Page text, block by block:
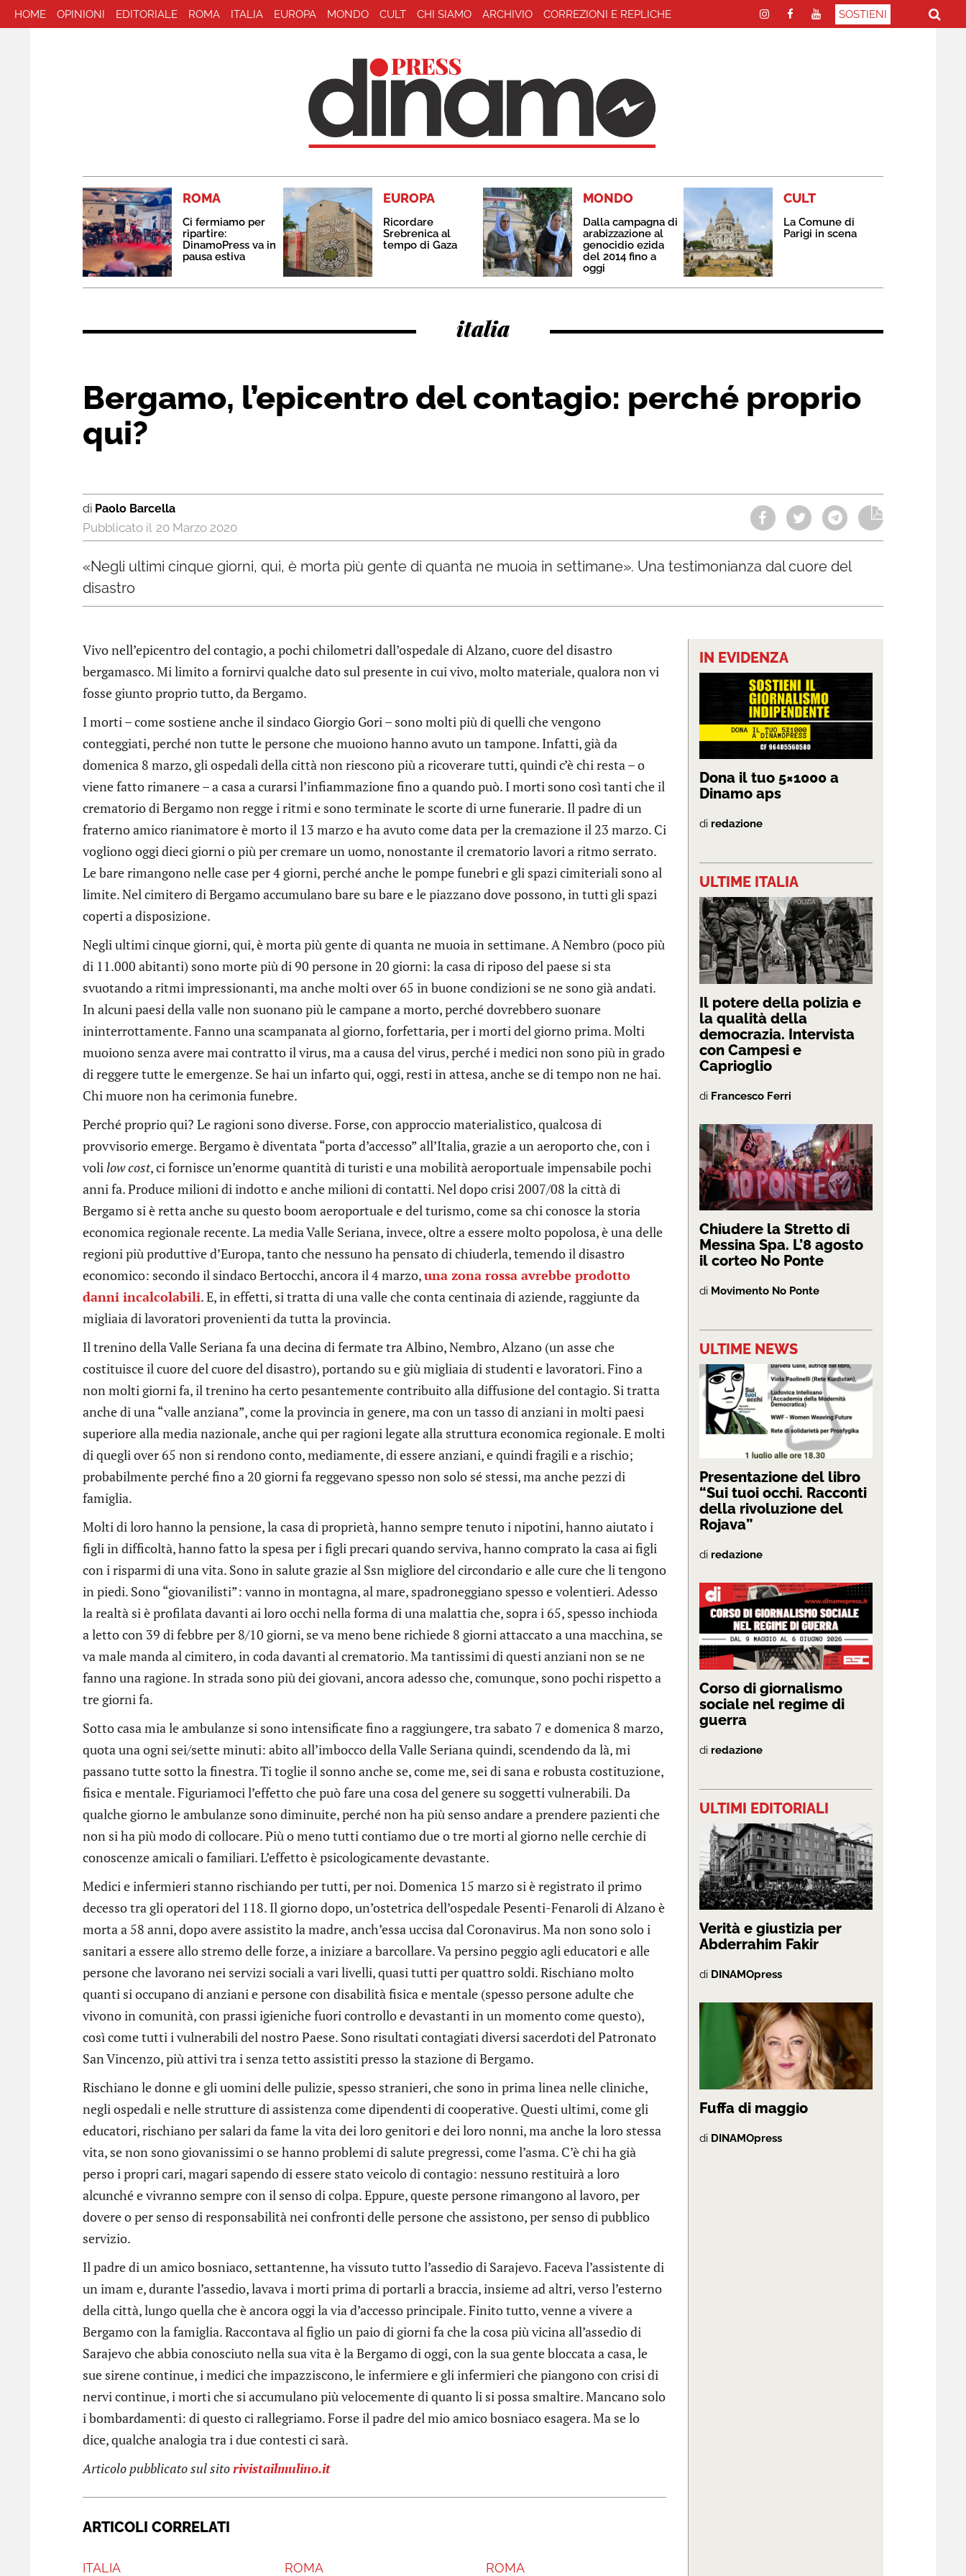
HOME OPINIONI EDITORIALE ROMA ITALIA EUROPA MONDO CULT CHI SIAMO ARCHIVIO CORREZIONI E REPLICHE SOSTIENI
ROMA
Ci fermiamo per
ripartire:
DinamoPress va in
pausa estiva
EUROPA
Ricordare
Srebrenica al
tempo di Gaza
MONDO
Dalla campagna di
arabizzazione al
genocidio ezida
del 2014 fino a
oggi
CULT
La Comune di
Parigi in scena
italia
Bergamo, l’epicentro del contagio: perché proprio
qui?
di Paolo Barcella
20 Marzo 2020
«Negli ultimi cinque giorni, qui, è morta più gente di quanta ne muoia in settimane». Una testimonianza dal cuore del
disastro
Vivo nell’epicentro del contagio, a pochi chilometri dall’ospedale di Alzano, cuore del disastro
bergamasco. Mi limito a fornirvi qualche dato sul presente in cui vivo, molto materiale, qualora non vi
fosse giunto proprio tutto, da Bergamo.
I morti – come sostiene anche il sindaco Giorgio Gori – sono molti più di quelli che vengono
conteggiati, perché non tutte le persone che muoiono hanno avuto un tampone. Infatti, già da
domenica 8 marzo, gli ospedali della città non riescono più a ricoverare tutti, quindi c’è chi resta – o
viene fatto rimanere – a casa a curarsi l’infiammazione fino a quando può. I morti sono così tanti che il
crematorio di Bergamo non regge i ritmi e sono terminate le scorte di urne funerarie. Il padre di un
fraterno amico rianimatore è morto il 13 marzo e ha avuto come data per la cremazione il 23 marzo. Ci
vogliono oggi dieci giorni o più per cremare un uomo, nonostante il crematorio lavori a ritmo serrato.
Le bare rimangono nelle case per 4 giorni, perché anche le pompe funebri e gli spazi cimiteriali sono al
limite. Nel cimitero di Bergamo accumulano bare su bare e le piazzano dove possono, in tutti gli spazi
coperti a disposizione.
Negli ultimi cinque giorni, qui, è morta più gente di quanta ne muoia in settimane. A Nembro (poco più
di 11.000 abitanti) sono morte più di 90 persone in 20 giorni: la casa di riposo del paese si sta
svuotando a ritmi impressionanti, ma anche molti over 65 in buone condizioni se ne sono già andati.
In alcuni paesi della valle non suonano più le campane a morto, perché dovrebbero suonare
ininterrottamente. Fanno una scampanata al giorno, forfettaria, per i morti del giorno prima. Molti
muoiono senza avere mai contratto il virus, ma a causa del virus, perché i medici non sono più in grado
di reggere tutte le emergenze. Se hai un infarto qui, oggi, resti in attesa, anche se di tempo non ne hai.
Chi muore non ha cerimonia funebre.
Perché proprio qui? Le ragioni sono diverse. Forse, con approccio materialistico, qualcosa di
provvisorio emerge. Bergamo è diventata “porta d’accesso” all’Italia, grazie a un aeroporto che, con i
volilow cost, ci fornisce un’enorme quantità di turisti e una mobilità aeroportuale impensabile pochi
anni fa. Produce milioni di indotto e anche milioni di contatti. Nel dopo crisi 2007/08 la città di
Bergamo si è retta anche su questo boom aeroportuale e del turismo, come sa chi conosce la storia
economica regionale recente. La media Valle Seriana, invece, oltre a essere molto popolosa, è una delle
regioni più produttive d’Europa, tanto che nessuno ha pensato di chiuderla, temendo il disastro
economico: secondo il sindaco Bertocchi, ancora il 4 marzo,una zona rossa avrebbe prodotto
danni incalcolabili. E, in effetti, si tratta di una valle che conta centinaia di aziende, raggiunte da
migliaia di lavoratori provenienti da tutta la provincia.
Il trenino della Valle Seriana fa una decina di fermate tra Albino, Nembro, Alzano (un asse che
costituisce il cuore del cuore del disastro), portando su e giù migliaia di studenti e lavoratori. Fino a
non molti giorni fa, il trenino ha certo pesantemente contribuito alla diffusione del contagio. Si tratta
anche di una “valle anziana”, come la provincia in genere, ma con un tasso di anziani in molti paesi
superiore alla media nazionale, anche qui per ragioni legate alla struttura economica regionale. E molti
di quegli over 65 non si rendono conto, mediamente, di essere anziani, e quindi fragili e a rischio;
probabilmente perché fino a 20 giorni fa reggevano spesso non solo sé stessi, ma anche pezzi di
famiglia.
Molti di loro hanno la pensione, la casa di proprietà, hanno sempre tenuto i nipotini, hanno aiutato i
figli in difficoltà, hanno fatto la spesa per i figli precari quando serviva, hanno comprato la casa ai figli
con i risparmi di una vita. Sono in salute grazie al Ssn migliore del circondario e alle cure che li tengono
in piedi. Sono “giovanilisti”: vanno in montagna, al mare, spadroneggiano spesso e volentieri. Adesso
la realtà si è profilata davanti ai loro occhi nella forma di una malattia che, sopra i 65, spesso inchioda
a letto con 39 di febbre per 8/10 giorni, se va meno bene richiede 8 giorni attaccato a una macchina, se
va male manda al cimitero, in coda davanti al crematorio. Ma tantissimi di questi anziani non se ne
fanno una ragione. In strada sono più dei giovani, ancora adesso che, comunque, sono pochi rispetto a
tre giorni fa.
Sotto casa mia le ambulanze si sono intensificate fino a raggiungere, tra sabato 7 e domenica 8 marzo,
quota una ogni sei/sette minuti: abito all’imbocco della Valle Seriana quindi, scendendo da là, mi
passano tutte sotto la finestra. Ti toglie il sonno anche se, come me, sei di sana e robusta costituzione,
fisica e mentale. Figuriamoci l’effetto che può fare una cosa del genere su soggetti vulnerabili. Da
qualche giorno le ambulanze sono diminuite, perché non ha più senso andare a prendere pazienti che
non si ha più modo di collocare. Più o meno tutti contiamo due o tre morti al giorno nelle cerchie di
conoscenze amicali o familiari. L’effetto è psicologicamente devastante.
Medici e infermieri stanno rischiando per tutti, per noi. Domenica 15 marzo si è registrato il primo
decesso tra gli operatori del 118. Il giorno dopo, un’ostetrica dell’ospedale Pesenti-Fenaroli di Alzano è
morta a 58 anni, dopo avere assistito la madre, anch’essa uccisa dal Coronavirus. Ma non sono solo i
sanitari a essere allo stremo delle forze, a iniziare a barcollare. Va persino peggio agli educatori e alle
persone che lavorano nei servizi sociali a vari livelli, quasi tutti per quattro soldi. Rischiano molto
quanti si occupano di anziani e persone con disabilità fisica e mentale (spesso persone adulte che
vivono in comunità, con prassi igieniche fuori controllo e devastanti in un momento come questo),
così come tutti i vulnerabili del nostro Paese. Sono risultati contagiati diversi sacerdoti del Patronato
San Vincenzo, più attivi tra i senza tetto assistiti presso la stazione di Bergamo.
Rischiano le donne e gli uomini delle pulizie, spesso stranieri, che sono in prima linea nelle cliniche,
negli ospedali e nelle strutture di assistenza come dipendenti di cooperative. Questi ultimi, come gli
educatori, rischiano per salari da fame la vita dei loro genitori e dei loro nonni, ma anche la loro stessa
vita, se non sono giovanissimi o se hanno problemi di salute pregressi, come l’asma. C’è chi ha già
perso i propri cari, magari sapendo di essere stato veicolo di contagio: nessuno restituirà a loro
alcunché e vivranno sempre con il senso di colpa. Eppure, queste persone rimangono al lavoro, per
dovere o per senso di responsabilità nei confronti delle persone che assistono, per senso di pubblico
servizio.
Il padre di un amico bosniaco, settantenne, ha vissuto tutto l’assedio di Sarajevo. Faceva l’assistente di
un imam e, durante l’assedio, lavava i morti prima di portarli a braccia, insieme ad altri, verso l’esterno
della città, lungo quella che è ancora oggi la via d’accesso principale. Finito tutto, venne a vivere a
Bergamo con la famiglia. Raccontava al figlio un paio di giorni fa che la cosa più vicina all’assedio di
Sarajevo che abbia conosciuto nella sua vita è la Bergamo di oggi, con la sua gente bloccata a casa, le
sue sirene continue, i medici che impazziscono, le infermiere e gli infermieri che piangono con crisi di
nervi continue, i morti che si accumulano più velocemente di quanto li si possa smaltire. Mancano solo
i bombardamenti: di questo ci rallegriamo. Forse il padre del mio amico bosniaco esagera. Ma se lo
dice, qualche analogia tra i due contesti ci sarà.
Articolo pubblicato sul sitorivistailmulino.it
ARTICOLI CORRELATI
ITALIA ROMA ROMA
IN EVIDENZA
Dona il tuo 5×1000 a
Dinamo aps
di redazione
ULTIME ITALIA
Il potere della polizia e
la qualità della
democrazia. Intervista
con Campesi e
Caprioglio
di Francesco Ferri
Chiudere la Stretto di
Messina Spa. L’8 agosto
il corteo No Ponte
di Movimento No Ponte
ULTIME NEWS
Presentazione del libro
“Sui tuoi occhi. Racconti
della rivoluzione del
Rojava”
di redazione
Corso di giornalismo
sociale nel regime di
guerra
di redazione
ULTIMI EDITORIALI
Verità e giustizia per
Abderrahim Fakir
di DINAMOpress
Fuffa di maggio
di DINAMOpress